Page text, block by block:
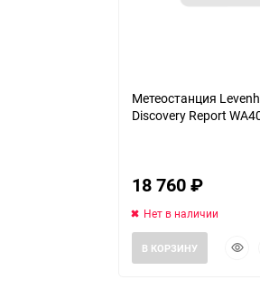
Метеостанция
Discovery Report
18 760₽
Нет в наличии
В КОРЗИНУ